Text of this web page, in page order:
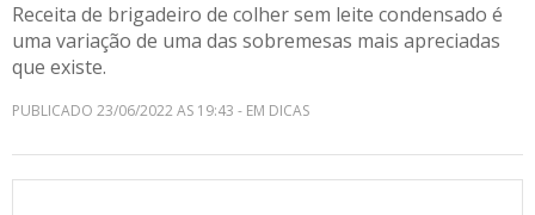
Receita de brigadeiro de colher sem leite condensado é
uma variação de uma das sobremesas mais apreciadas
que existe.
PUBLICADO 23/06/2022 AS 19:43 - EM DICAS